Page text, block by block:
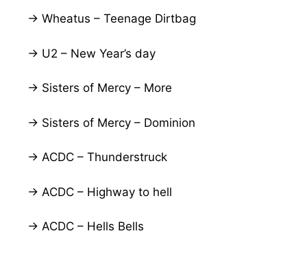
→ Wheatus – Teenage Dirtbag
→ U2 – New Year’s day
→ Sisters of Mercy – More
→ Sisters of Mercy – Dominion
→ ACDC – Thunderstruck
→ ACDC – Highway to hell
→ ACDC – Hells Bells